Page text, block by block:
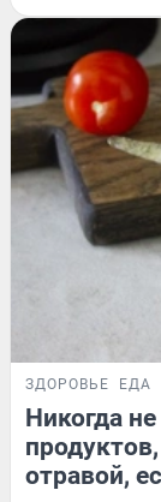
ЗДОРОВЬЕ ЕДА
Никогда
отравой,